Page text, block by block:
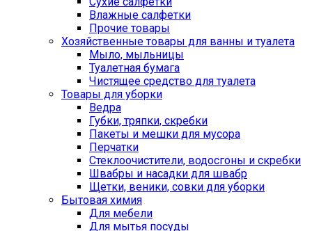
Влажные салфетки
Прочие товары
Хозяйственные товары для ванны и туалета
Мыло, мыльницы
Туалетная бумага
Чистящее средство для туалета
Товары для уборки
Ведра
Губки, тряпки, скребки
Пакеты и мешки для мусора
Перчатки
Стеклоочистители, водосгоны и скребки
Швабры и насадки для швабр
Щетки, веники, совки для уборки
Бытовая химия
Для мебели
Для мытья посуды